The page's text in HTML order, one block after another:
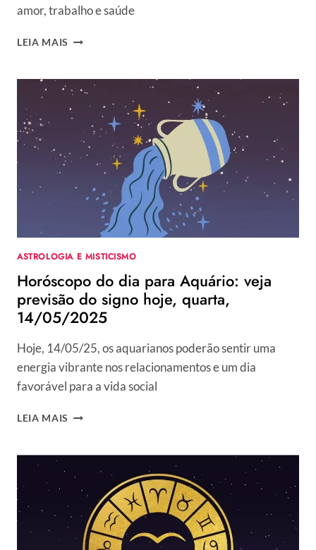
amor, trabalho e saúde
LEIA MAIS HORÓSCOPO
PARA
AQUÁRIO:
VEJA
PREVISÃO
DO
SIGNO
SÁBADO,
17/05/2025
ASTROLOGIA E MISTICISMO
Horóscopo do dia para Aquário: veja
previsão do signo hoje, quarta,
14/05/2025
Hoje, 14/05/25, os aquarianos poderão sentir uma
energia vibrante nos relacionamentos e um dia
favorável para a vida social
LEIA MAIS HORÓSCOPO
PARA
AQUÁRIO:
VEJA
PREVISÃO
DO
SIGNO
HOJE,